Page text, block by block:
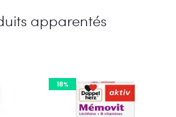
apparentés
18%